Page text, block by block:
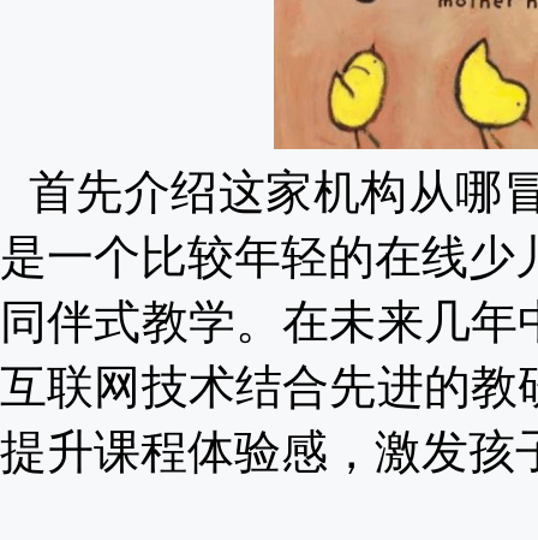
首先介绍这家机构从哪
是一个比较年轻的在线
同伴式教学。在未来几
互联网技术结合先进的
提升课程体验感，激发孩